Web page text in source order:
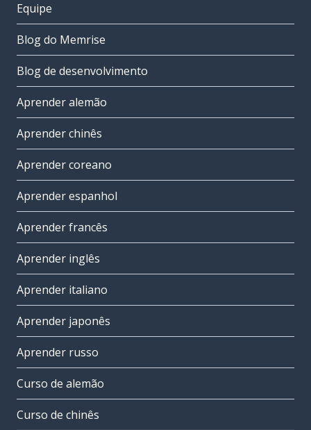
Equipe
Blog do Memrise
Blog de desenvolvimento
Aprender alemão
Aprender chinês
Aprender coreano
Aprender espanhol
Aprender francês
Aprender inglês
Aprender italiano
Aprender japonês
Aprender russo
Curso de alemão
Curso de chinês